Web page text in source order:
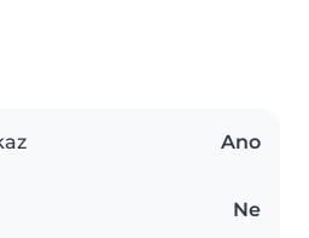
Ano
Ne